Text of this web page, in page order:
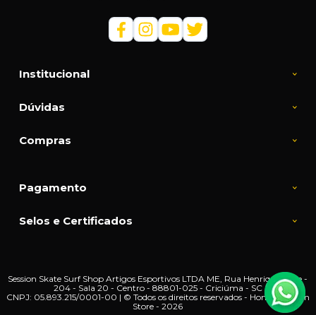
Institucional
Dúvidas
Compras
Pagamento
Selos e Certificados
Session Skate Surf Shop Artigos Esportivos LTDA ME, Rua Henrique Lage -
204 - Sala 20 - Centro - 88801-025 - Criciúma - SC
CNPJ: 05.893.215/0001-00 | © Todos os direitos reservados - Home | Session
Store - 2026